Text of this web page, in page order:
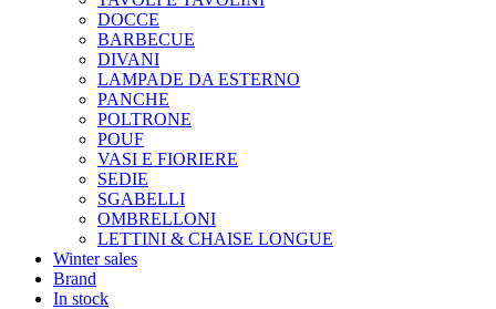
DOCCE
BARBECUE
DIVANI
LAMPADE DA ESTERNO
PANCHE
POLTRONE
POUF
VASI E FIORIERE
SEDIE
SGABELLI
OMBRELLONI
LETTINI & CHAISE LONGUE
Winter sales
Brand
In stock